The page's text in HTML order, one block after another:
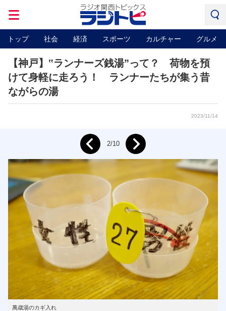
トップ 社会 経済 スポーツ カルチャー グルメ
【神戸】‟ランナーズ銭湯”って？ 荷物を預
けて身軽に走ろう！ ランナーたちが集う昔
ながらの湯
2023/11/14
萬歳湯のカギ入れ
2/10